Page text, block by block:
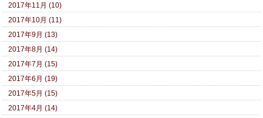
2017年11月 (10)
2017年10月 (11)
2017年9月 (13)
2017年8月 (14)
2017年7月 (15)
2017年6月 (19)
2017年5月 (15)
2017年4月 (14)